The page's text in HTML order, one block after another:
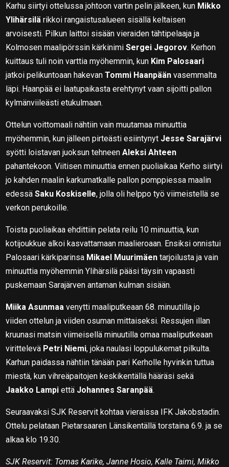
Karhu siirtyi ottelussa johtoon vartin pelin jälkeen, kun Mikko
Ylihärsilä rikkoi rangaistusalueen sisällä keltaisen
arvoisesti. Pilkun laittoi sisään vieraiden tähtipelaaja ja
Kolmosen maalipörssin kärkinimiSergei Jegorov. Kerhon
kuittaus tuli noin varttia myöhemmin, kun Kim Palosaari
jatkoi pelikuntoaan hakevanTommi Haanpään vasemmalta
läpi. Haanpää ei laatupaikasta erehtynyt vaan sijoitti pallon
kylmänviileästi etukulmaan.
Ottelun voittomaali nähtiin vain muutamaa minuuttia
myöhemmin, kun jälleen pirteästi esiintynyt Jesse Sarajärvi
syötti loistavan juoksun tehneenAleksi Ahteen
pahantekoon. Viitisen minuuttia ennen puoliaikaa Kerho siirtyi
jo kahden maalin karkumatkalle pallon pomppiessa maalin
edessäSaku Koskiselle, jolla oli helppo työ viimeistellä se
verkon perukoille.
Toista puoliaikaa ehdittiin pelata reilu 10 minuuttia, kun
kotijoukkue alkoi kasvattamaan maalieroaan. Ensiksi onnistui
Palosaari kärkiparinsa Mikael Muurimäen tarjoilusta ja vain
minuuttia myöhemmin Ylihärsilä pääsi täysin vapaasti
puskemaan Sarajärven antaman kulman sisään.
Miika Asunmaa venytti maaliputkeaan 68. minuutilla jo
viiden ottelun ja viiden osuman mittaiseksi. Ressujen illan
kruunasi matsin viimeisellä minuutilla omaa maaliputkeaan
virittelevä Petri Niemi, joka naulasi loppulukemat pilkulta.
Karhun paidassa nähtiin tänään pari Kerholle hyvinkin tuttua
miestä, kun vihreäpaitojen keskikentällä hääräsi sekä
Jaakko Lampi että Johannes Saranpää.
Seuraavaksi SJK Reservit kohtaa vieraissa IFK Jakobstadin.
Ottelu pelataan Pietarsaaren Länsikentällä torstaina 6.9. ja se
alkaa klo 19.30.
SJK Reservit: Tomas Karike, Janne Hosio, Kalle Taimi, Mikko